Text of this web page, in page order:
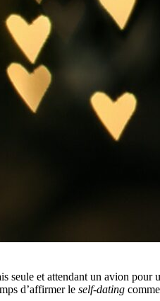
seule et attendant un avion
d’affirmer le self-dating